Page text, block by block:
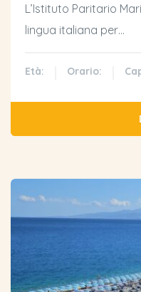
L’Istituto Paritario
lingua italiana per…
Età: Orario: